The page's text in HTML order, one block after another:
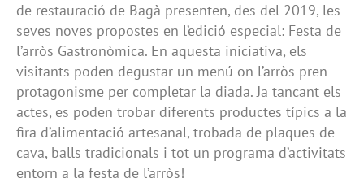
de restauració de Bagà presenten, des del 2019, les
seves noves propostes en l’edició especial: Festa de
l’arròs Gastronòmica. En aquesta iniciativa, els
visitants poden degustar un menú on l’arròs pren
protagonisme per completar la diada. Ja tancant els
actes, es poden trobar diferents productes típics a la
fira d’alimentació artesanal, trobada de plaques de
cava, balls tradicionals i tot un programa d’activitats
entorn a la festa de l’arròs!